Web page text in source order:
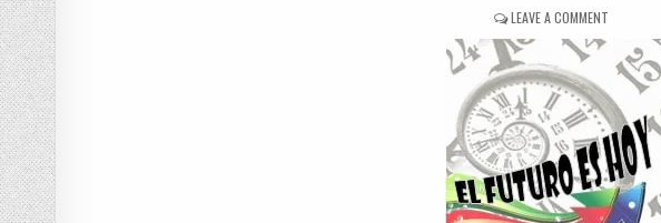
LEAVE A COMMENTON
DINÁMICA
FUTURO
ES
HOY